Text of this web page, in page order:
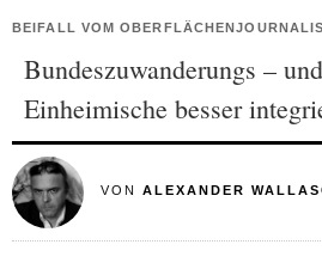
BEIFALL VOM
Bundeszuwanderungs –
Einheimische besser
VON ALEXANDER